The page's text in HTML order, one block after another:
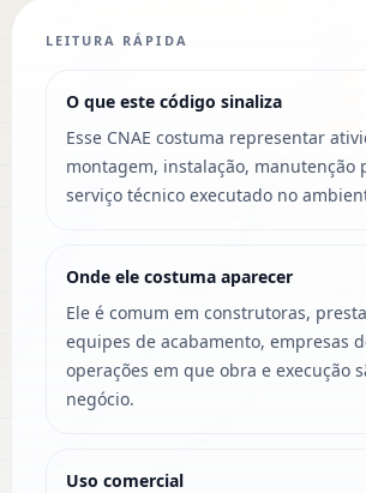
LEITURA RÁPIDA
O que este código sinaliza
Esse CNAE costuma representar
montagem, instalação, manutenção
serviço técnico executado no
Onde ele costuma aparecer
Ele é comum em construtoras,
equipes de acabamento, empresas
operações em que obra e execução
negócio.
Uso comercial